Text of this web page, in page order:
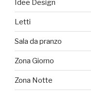
Idee Design
Letti
Sala da pranzo
Zona Giorno
Zona Notte